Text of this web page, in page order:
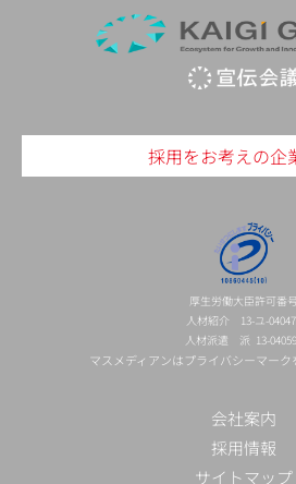
採用をお考えの企
厚生労働大臣許可番号
人材紹介 13-ユ-
人材派遣 派 13-
マスメディアンはプライバシーマーク
会社案内
採用情報
サイトマップ